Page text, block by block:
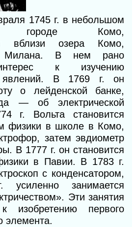
1745 г. в небольшом
городе Комо,
вблизи озера Комо,
Милана. В нем рано
к изучению
явлений. В 1769 г. он
о лейденской банке,
— об электрической
г. Вольта становится
физики в школе в Комо,
затем эвдиометр
В 1777 г. он становится
в Павии. В 1783 г.
с конденсатором,
усиленно занимается
Эти занятия
изобретению первого
элемента.